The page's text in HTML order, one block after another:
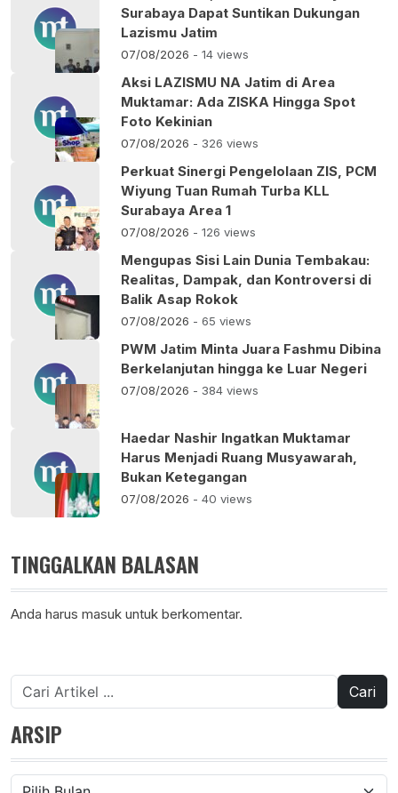
Surabaya Dapat Suntikan Dukungan
Lazismu Jatim
07/08/2026 - 14 views
Aksi LAZISMU NA Jatim di Area
Muktamar: Ada ZISKA Hingga Spot
Foto Kekinian
07/08/2026 - 326 views
Perkuat Sinergi Pengelolaan ZIS, PCM
Wiyung Tuan Rumah Turba KLL
Surabaya Area 1
07/08/2026 - 126 views
Mengupas Sisi Lain Dunia Tembakau:
Realitas, Dampak, dan Kontroversi di
Balik Asap Rokok
07/08/2026 - 65 views
PWM Jatim Minta Juara Fashmu Dibina
Berkelanjutan hingga ke Luar Negeri
07/08/2026 - 384 views
Haedar Nashir Ingatkan Muktamar
Harus Menjadi Ruang Musyawarah,
Bukan Ketegangan
07/08/2026 - 40 views
TINGGALKAN BALASAN
Anda harus masuk untuk berkomentar.
Cari
untuk:
ARSIP
Arsip